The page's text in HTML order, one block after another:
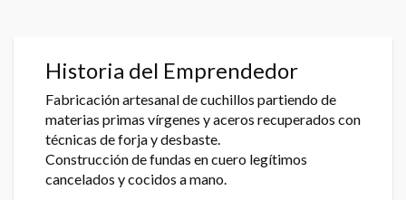
Historia del Emprendedor
Fabricación artesanal de cuchillos partiendo de
materias primas vírgenes y aceros recuperados con
técnicas de forja y desbaste.
Construcción de fundas en cuero legítimos
cancelados y cocidos a mano.